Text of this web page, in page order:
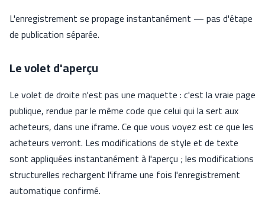
L'enregistrement se propage instantanément — pas d'étape
de publication séparée.
Le volet d'aperçu
Le volet de droite n'est pas une maquette : c'est la vraie page
publique, rendue par le même code que celui qui la sert aux
acheteurs, dans une iframe. Ce que vous voyez est ce que les
acheteurs verront. Les modifications de style et de texte
sont appliquées instantanément à l'aperçu ; les modifications
structurelles rechargent l'iframe une fois l'enregistrement
automatique confirmé.